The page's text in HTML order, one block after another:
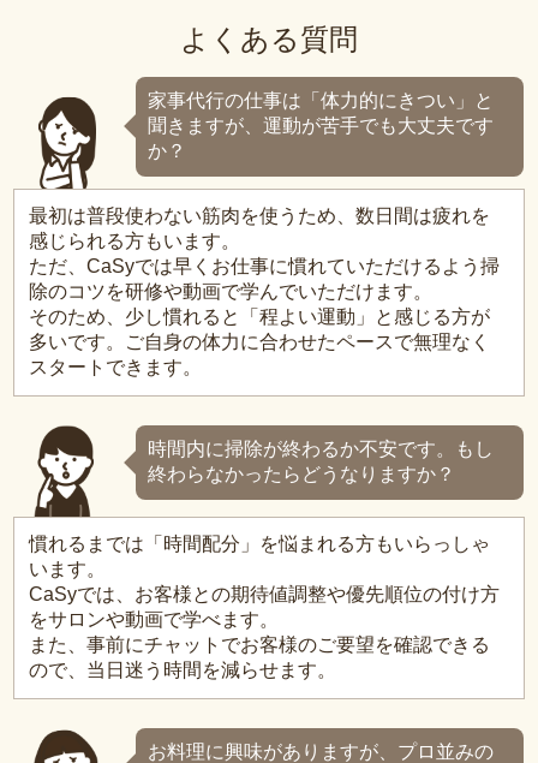
よくある質問
家事代行の仕事は「体力的にきつい」と
聞きますが、運動が苦手でも大丈夫です
か？
最初は普段使わない筋肉を使うため、数日間は疲れを
感じられる方もいます。
ただ、CaSyでは早くお仕事に慣れていただけるよう掃
除のコツを研修や動画で学んでいただけます。
そのため、少し慣れると「程よい運動」と感じる方が
多いです。ご自身の体力に合わせたペースで無理なく
スタートできます。
時間内に掃除が終わるか不安です。もし
終わらなかったらどうなりますか？
慣れるまでは「時間配分」を悩まれる方もいらっしゃ
います。
CaSyでは、お客様との期待値調整や優先順位の付け方
をサロンや動画で学べます。
また、事前にチャットでお客様のご要望を確認できる
ので、当日迷う時間を減らせます。
お料理に興味がありますが、プロ並みの